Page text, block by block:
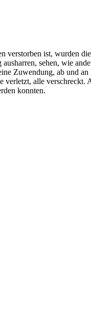
ist, wurden
sehen, wie
Zuwendung, ab und
alle
konnten.